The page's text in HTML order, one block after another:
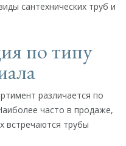
сантехнических труб и
по типу
различается по
часто в продаже,
встречаются трубы